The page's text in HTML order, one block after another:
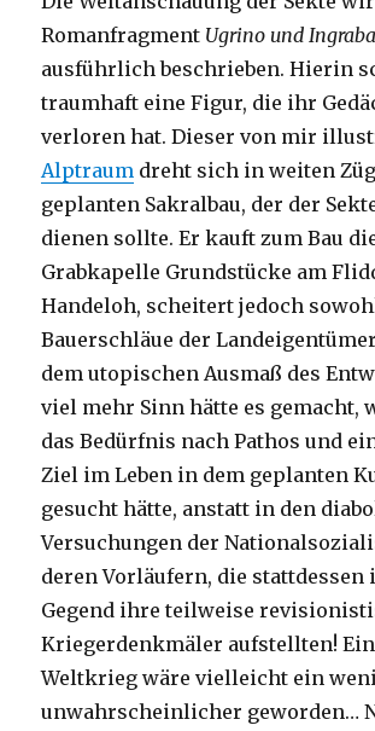
Romanfragment Ugrino und
ausführlich beschrieben. Hierin
traumhaft eine Figur, die ihr
verloren hat. Dieser von mir
Alptraum dreht sich in weiten
geplanten Sakralbau, der der
dienen sollte. Er kauft zum Bau
Grabkapelle Grundstücke am
Handeloh, scheitert jedoch
Bauerschläue der
dem utopischen Ausmaß des
viel mehr Sinn hätte es gemacht,
das Bedürfnis nach Pathos und
Ziel im Leben in dem geplanten
gesucht hätte, anstatt in den
Versuchungen der
deren Vorläufern, die stattdessen
Gegend ihre teilweise
Kriegerdenkmäler aufstellten!
Weltkrieg wäre vielleicht ein
unwahrscheinlicher geworden…